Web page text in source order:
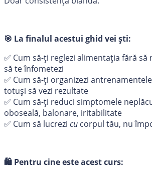
🎯 La finalul acestui ghid vei ști:
✅ Cum să-ți reglezi alimentația fără
să te înfometezi
✅ Cum să-ți organizezi antrenamentele
totuși să vezi rezultate
✅ Cum să-ți reduci simptomele
oboseală, balonare, iritabilitate
✅ Cum să lucrezi cu corpul tău, nu
🛍️ Pentru cine este acest curs: